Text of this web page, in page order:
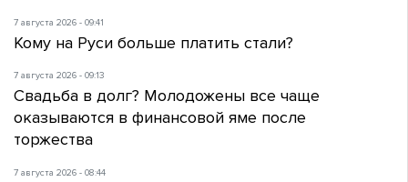
7 августа 2026 - 09:41
Кому на Руси больше платить стали?
7 августа 2026 - 09:13
Свадьба в долг? Молодожены все чаще
оказываются в финансовой яме после
торжества
7 августа 2026 - 08:44